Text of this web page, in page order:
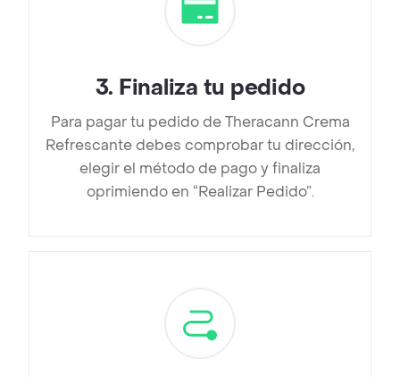
3. Finaliza tu pedido
Para pagar tu pedido de Theracann Crema
Refrescante debes comprobar tu dirección,
elegir el método de pago y finaliza
oprimiendo en “Realizar Pedido”.